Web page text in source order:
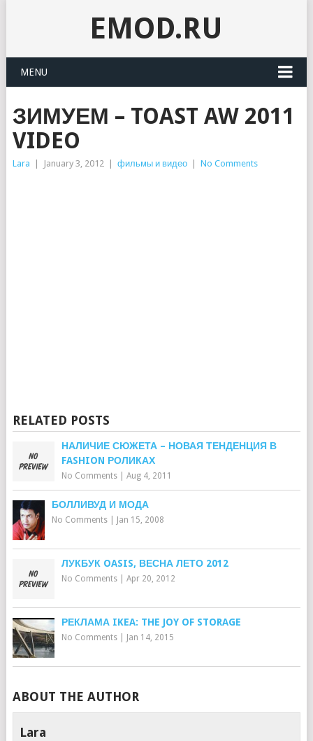
EMOD.RU
MENU
ЗИМУЕМ – TOAST AW 2011
VIDEO
Lara January 3, 2012 фильмы и видео No Comments
RELATED POSTS
НАЛИЧИЕ СЮЖЕТА – НОВАЯ ТЕНДЕНЦИЯ В
FASHION РОЛИКАХ
No Comments| Aug 4, 2011
БОЛЛИВУД И МОДА
No Comments| Jan 15, 2008
ЛУКБУК OASIS, ВЕСНА ЛЕТО 2012
No Comments| Apr 20, 2012
РЕКЛАМА IKEA: THE JOY OF STORAGE
No Comments| Jan 14, 2015
ABOUT THE AUTHOR
Lara